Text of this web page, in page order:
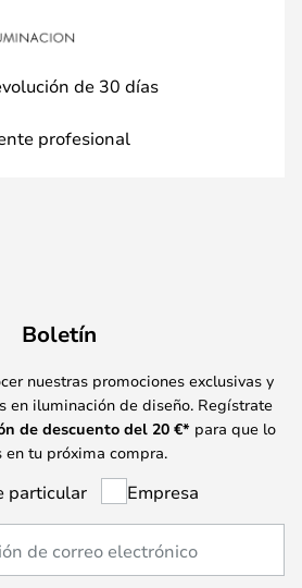
de 30 días
profesional
Boletín
nuestras promociones exclusivas y
en iluminación de diseño. Regístrate
de descuento del 20 €* para que lo
en tu próxima compra.
particular Empresa